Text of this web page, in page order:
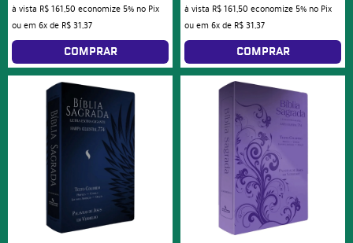
à vista R$ 161,50 economize 5% no Pix
ou em 6xde R$ 31,37
COMPRAR
à vista R$ 161,50 economize 5% no Pix
ou em 6xde R$ 31,37
COMPRAR